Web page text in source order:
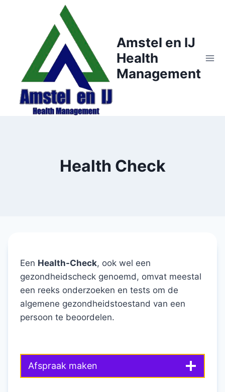
Amstel en IJ
Health
Management
Health Check
Een Health-Check, ook wel een
gezondheidscheck genoemd, omvat meestal
een reeks onderzoeken en tests om de
algemene gezondheidstoestand van een
persoon te beoordelen.
Afspraak maken